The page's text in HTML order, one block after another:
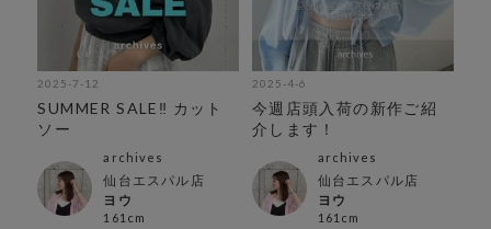
2025-7-12
SUMMER SALE‼︎ カット
ソー
archives
仙台エスパル店
ヨウ
161cm
2025-4-6
今週店頭入荷の新作ご紹
介します！
archives
仙台エスパル店
ヨウ
161cm